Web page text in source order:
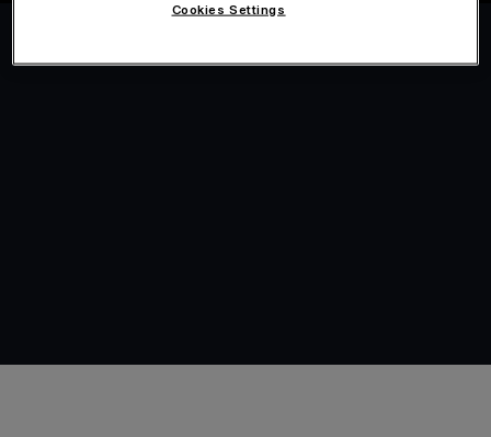
Cookies Settings